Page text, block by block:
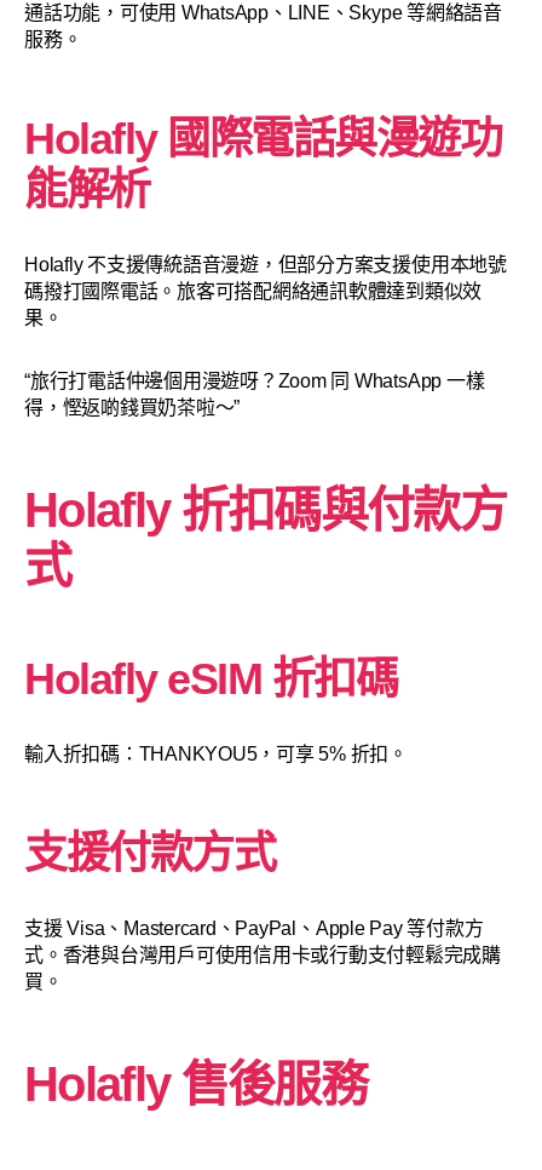
通話功能，可使用 WhatsApp、LINE、Skype 等網絡語音
服務。
Holafly 國際電話與漫遊功
能解析
Holafly 不支援傳統語音漫遊，但部分方案支援使用本地號
碼撥打國際電話。旅客可搭配網絡通訊軟體達到類似效
果。
“旅行打電話仲邊個用漫遊呀？Zoom 同 WhatsApp 一樣
得，慳返啲錢買奶茶啦～”
Holafly 折扣碼與付款方
式
Holafly eSIM 折扣碼
輸入折扣碼：THANKYOU5，可享 5% 折扣。
支援付款方式
支援 Visa、Mastercard、PayPal、Apple Pay 等付款方
式。香港與台灣用戶可使用信用卡或行動支付輕鬆完成購
買。
Holafly 售後服務